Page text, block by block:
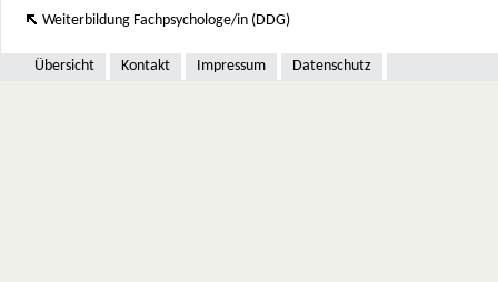
Weiterbildung Fachpsychologe/in (DDG)
Übersicht Kontakt Impressum Datenschutz